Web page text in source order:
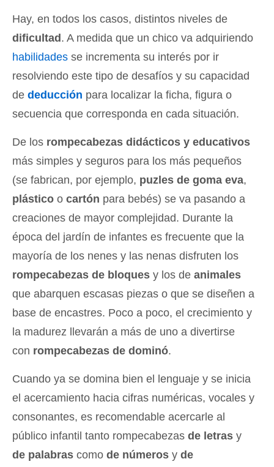
Hay, en todos los casos, distintos niveles de
dificultad . A medida que un chico va adquiriendo
habilidades se incrementa su interés por ir
resolviendo este tipo de desafíos y su capacidad
de deducción para localizar la ficha, figura o
secuencia que corresponda en cada situación.
De los rompecabezas didácticos y educativos
más simples y seguros para los más pequeños
(se fabrican, por ejemplo, puzles de goma eva,
plástico o cartón para bebés) se va pasando a
creaciones de mayor complejidad. Durante la
época del jardín de infantes es frecuente que la
mayoría de los nenes y las nenas disfruten los
rompecabezas de bloques y los de animales
que abarquen escasas piezas o que se diseñen a
base de encastres. Poco a poco, el crecimiento y
la madurez llevarán a más de uno a divertirse
con rompecabezas de dominó.
Cuando ya se domina bien el lenguaje y se inicia
el acercamiento hacia cifras numéricas, vocales y
consonantes, es recomendable acercarle al
público infantil tanto rompecabezas de letras y
de palabras como de números y de